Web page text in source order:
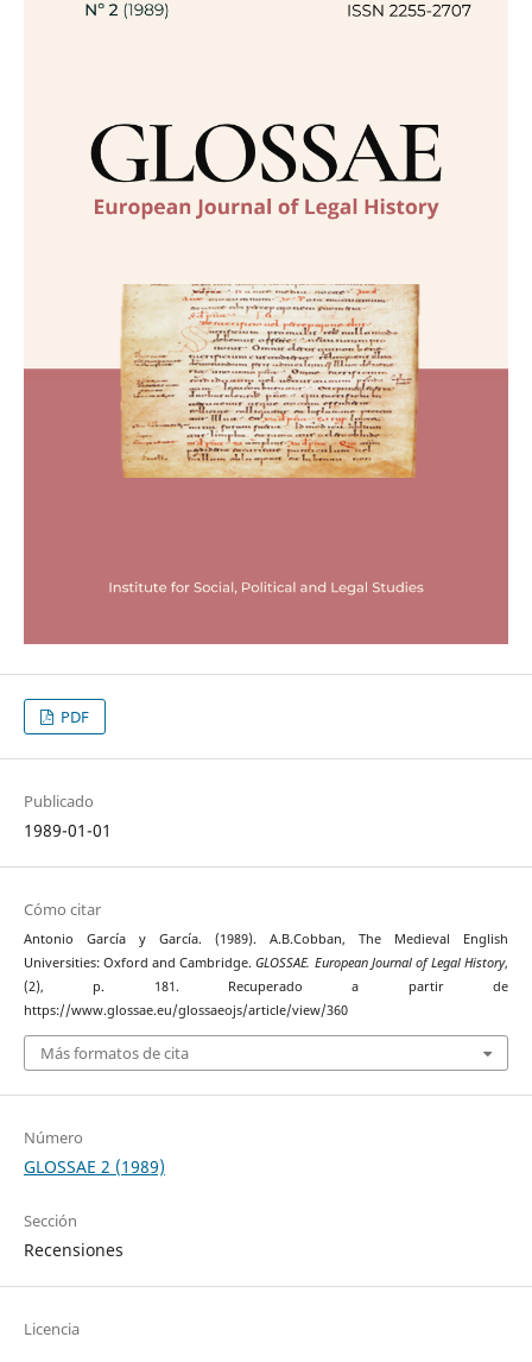
PDF
Publicado
1989-01-01
Cómo citar
Antonio García y García. (1989). A.B.Cobban, The Medieval English
Universities: Oxford and Cambridge.GLOSSAE. European Journal of Legal History,
(2), p. 181. Recuperado a partir de
https://www.glossae.eu/glossaeojs/article/view/360
Más formatos de cita
Número
GLOSSAE 2 (1989)
Sección
Recensiones
Licencia